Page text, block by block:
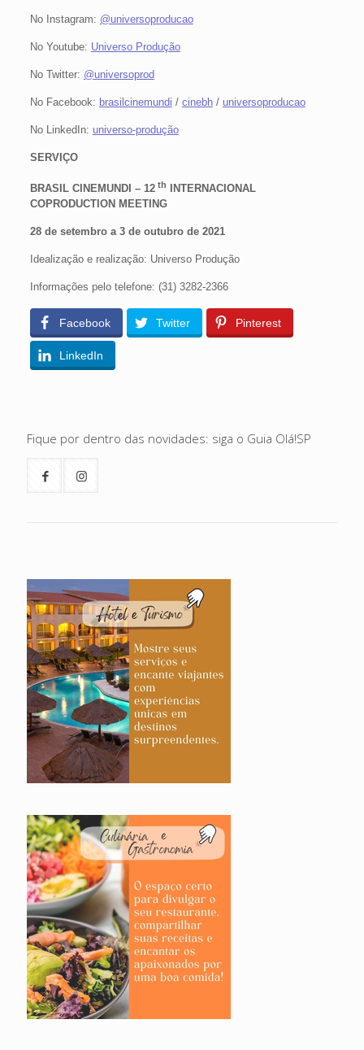
No Instagram: @universoproducao
No Youtube: Universo Produção
No Twitter: @universoprod
No Facebook: brasilcinemundi / cinebh/ universoproducao
No LinkedIn: universo-produção
SERVIÇO
BRASIL CINEMUNDI – 12th
INTERNACIONAL
COPRODUCTION MEETING
28 de setembro a 3 de outubro de 2021
Idealização e realização: Universo Produção
Informações pelo telefone: (31) 3282-2366
Facebook Twitter Pinterest
LinkedIn
Fique por dentro das novidades: siga o Guia Olá!SP